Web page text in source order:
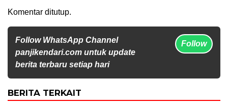
Komentar ditutup.
Follow WhatsApp Channel
panjikendari.com untuk update
berita terbaru setiap hari
Follow
BERITA TERKAIT